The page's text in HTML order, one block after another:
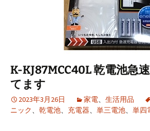
K-KJ87MCC40L 乾電池急
てます
2023年3月26日 家電、 生活用品
ニック、 乾電池、 充電器、 単三電池、 単四